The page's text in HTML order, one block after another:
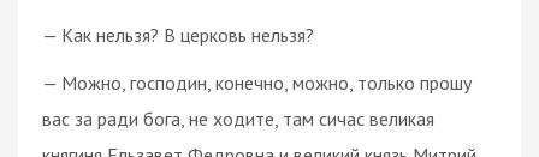
— Как нельзя? В церковь нельзя?
— Можно, господин, конечно, можно, только прошу
вас за ради бога, не ходите, там сичас великая